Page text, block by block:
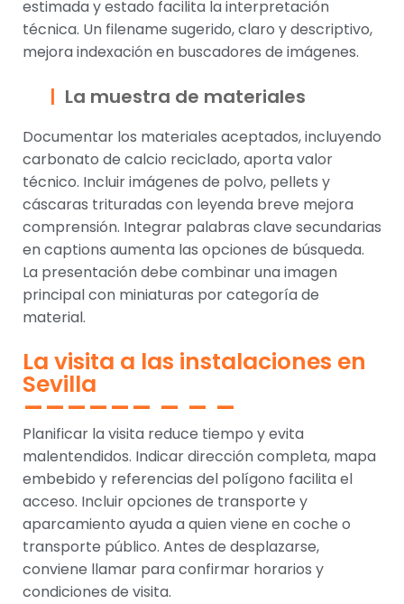
estimada y estado facilita la interpretación
técnica. Un filename sugerido, claro y descriptivo,
mejora indexación en buscadores de imágenes.
La muestra de materiales
Documentar los materiales aceptados, incluyendo
carbonato de calcio reciclado, aporta valor
técnico. Incluir imágenes de polvo, pellets y
cáscaras trituradas con leyenda breve mejora
comprensión. Integrar palabras clave secundarias
en captions aumenta las opciones de búsqueda.
La presentación debe combinar una imagen
principal con miniaturas por categoría de
material.
La visita a las instalaciones en
Sevilla
Planificar la visita reduce tiempo y evita
malentendidos. Indicar dirección completa, mapa
embebido y referencias del polígono facilita el
acceso. Incluir opciones de transporte y
aparcamiento ayuda a quien viene en coche o
transporte público. Antes de desplazarse,
conviene llamar para confirmar horarios y
condiciones de visita.